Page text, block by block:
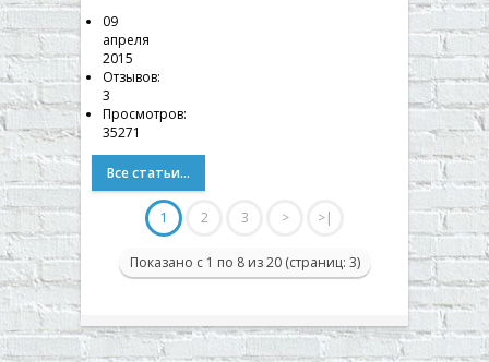
09
апреля
2015
Отзывов:
3
Просмотров:
35271
Все статьи...
1 2 3 > >|
Показано с 1 по 8 из 20 (страниц: 3)